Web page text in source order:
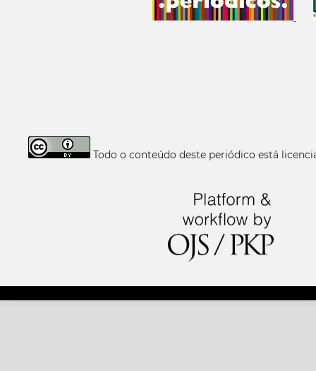
Todo o conteúdo deste periódico está